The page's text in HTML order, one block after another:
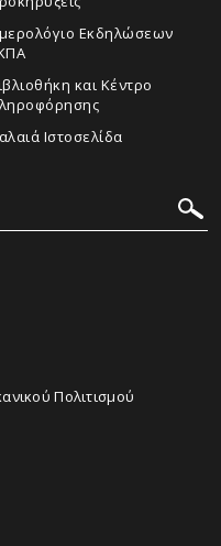
Εκδηλώσεων
και Κέντρο
Ιστοσελίδα
Πολιτισμού